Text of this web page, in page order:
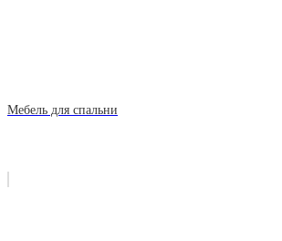
Мебель для спальни